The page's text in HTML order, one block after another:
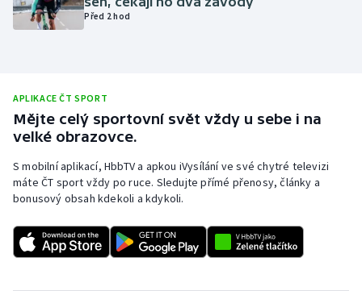
Plážový volejbal
Rychlobruslení
Rychlostní kanoistika
Short track
Sportovní střelba
Stolní tenis
Před 2 hod
APLIKACE ČT SPORT
Mějte celý sportovní svět vždy u sebe i na
velké obrazovce.
S mobilní aplikací, HbbTV a apkou iVysílání ve své chytré televizi
máte ČT sport vždy po ruce. Sledujte přímé přenosy, články a
bonusový obsah kdekoli a kdykoli.